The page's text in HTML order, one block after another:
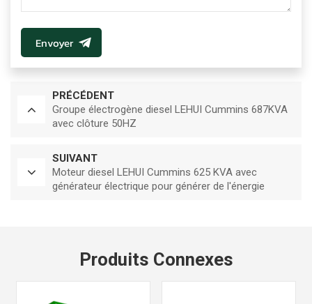
Envoyer
PRÉCÉDENT
Groupe électrogène diesel LEHUI Cummins 687KVA
avec clôture 50HZ
SUIVANT
Moteur diesel LEHUI Cummins 625 KVA avec
générateur électrique pour générer de l'énergie
Produits Connexes